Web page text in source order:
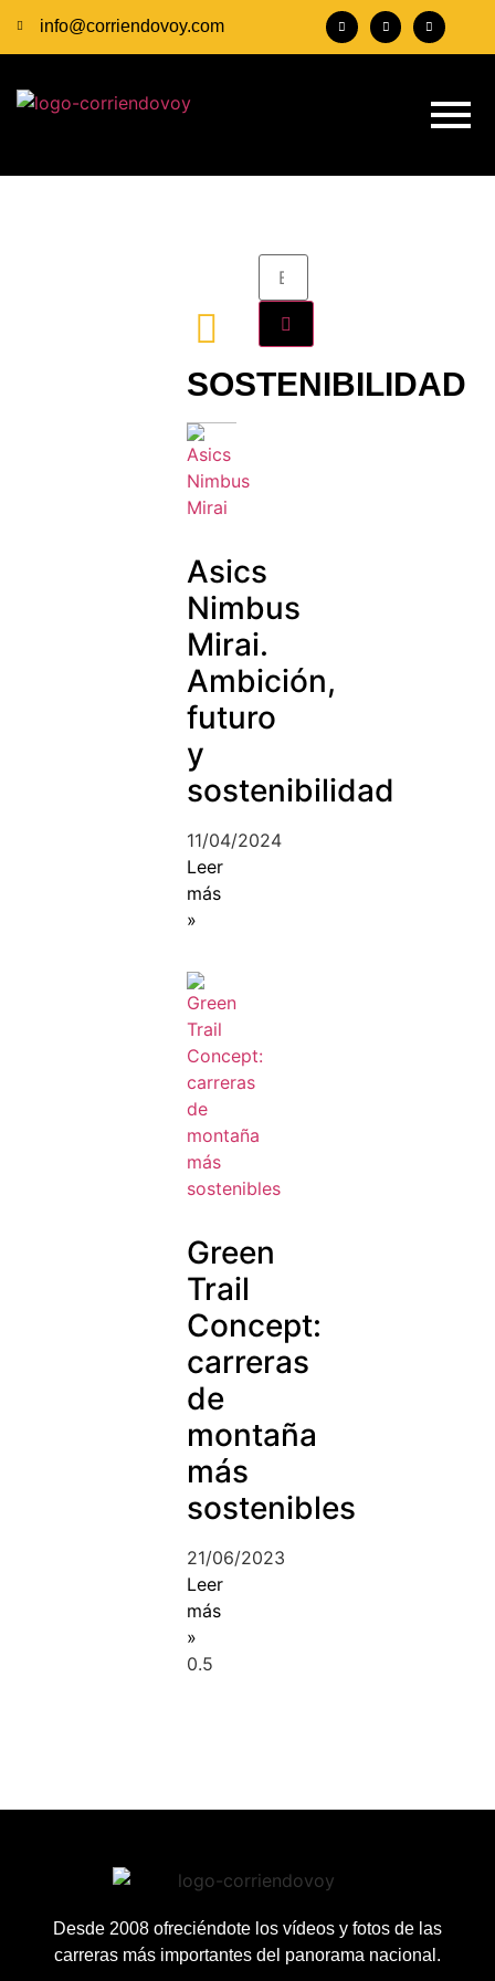
info@corriendovoy.com
SOSTENIBILIDAD
Asics
Nimbus
Mirai.
Ambición,
futuro
y
sostenibilidad
11/04/2024
Leer
más
»
Green
Trail
Concept:
carreras
de
montaña
más
sostenibles
21/06/2023
Leer
más
»
Desde 2008 ofreciéndote los vídeos y fotos de las
carreras más importantes del panorama nacional.